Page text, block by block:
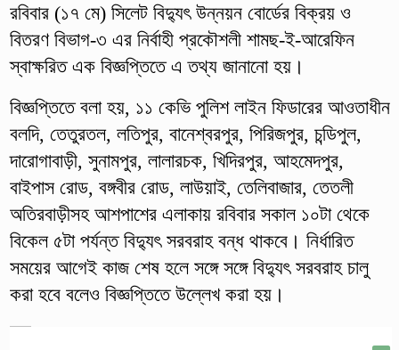
রবিবার (১৭ মে) সিলেট বিদ্যুৎ উন্নয়ন বোর্ডের বিক্রয় ও
বিতরণ বিভাগ-৩ এর নির্বাহী প্রকৌশলী শামছ-ই-আরেফিন
স্বাক্ষরিত এক বিজ্ঞপ্তিতে এ তথ্য জানানো হয়।
বিজ্ঞপ্তিতে বলা হয়, ১১ কেভি পুলিশ লাইন ফিডারের আওতাধীন
বলদি, তেতুরতল, লতিপুর, বানেশ্বরপুর, পিরিজপুর, চন্ডিপুল,
দারোগাবাড়ী, সুনামপুর, লালারচক, খিদিরপুর, আহমেদপুর,
বাইপাস রোড, বঙ্গবীর রোড, লাউয়াই, তেলিবাজার, তেতলী
অতিরবাড়ীসহ আশপাশের এলাকায় রবিবার সকাল ১০টা থেকে
বিকেল ৫টা পর্যন্ত বিদ্যুৎ সরবরাহ বন্ধ থাকবে। নির্ধারিত
সময়ের আগেই কাজ শেষ হলে সঙ্গে সঙ্গে বিদ্যুৎ সরবরাহ চালু
করা হবে বলেও বিজ্ঞপ্তিতে উল্লেখ করা হয়।